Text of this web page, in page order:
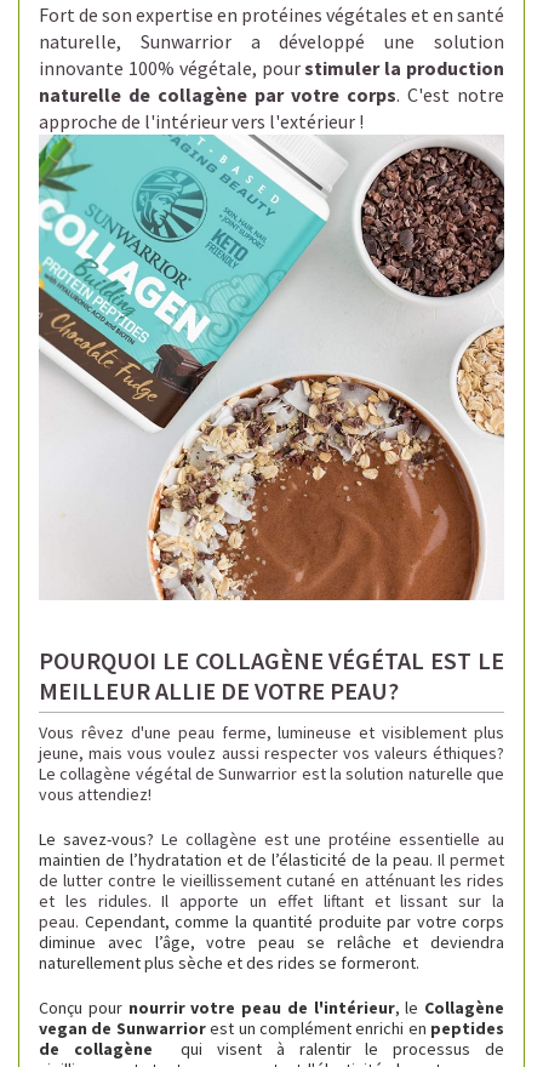
Fort de son expertise en protéines végétales et en santé
naturelle, Sunwarrior a développé une solution
innovante 100% végétale, pourstimuler la production
naturelle de collagène par votre corps. C'est notre
approche de l'intérieur vers l'extérieur !
POURQUOI LE COLLAGÈNE VÉGÉTAL EST LE
MEILLEUR ALLIE DE VOTRE PEAU?
Vous rêvez d'une peau ferme, lumineuse et visiblement plus
jeune, mais vous voulez aussi respecter vos valeurs éthiques?
Le collagène végétal de Sunwarrior est la solution naturelle que
vous attendiez!
Le savez-vous? Le collagène est une protéine essentielle au
maintien de l’hydratation et de l’élasticité de la peau. Il permet
de lutter contre le vieillissement cutané en atténuant les rides
et les ridules. Il apporte un effet liftant et lissant sur la
peau. Cependant, comme la quantité produite par votre corps
diminue avec l’âge, votre peau se relâche et deviendra
naturellement plus sèche et des rides se formeront.
Conçu pour nourrir votre peau de l'intérieur, le Collagène
vegan de Sunwarriorest un complément enrichi en peptides
de collagène
qui visent à ralentir le processus de